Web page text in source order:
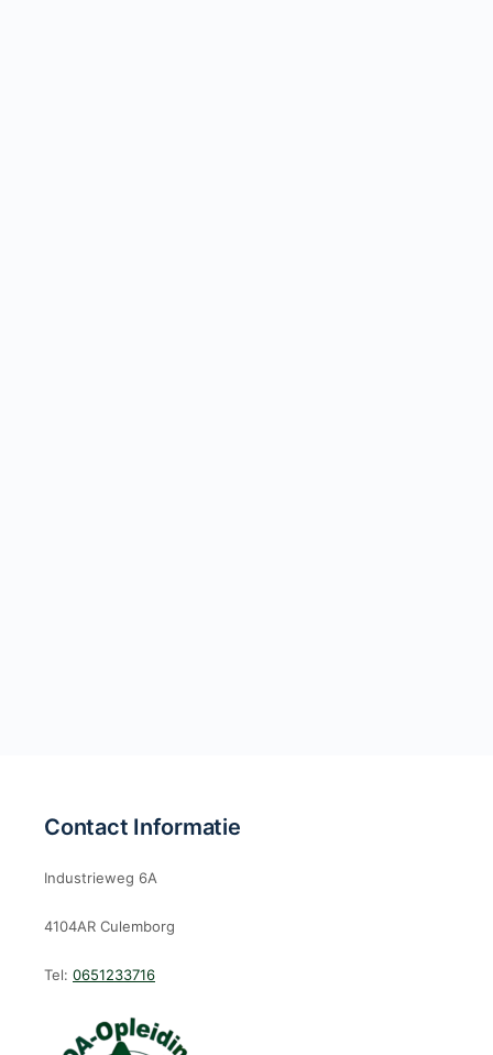
Contact Informatie
Industrieweg 6A
4104AR Culemborg
Tel: 0651233716